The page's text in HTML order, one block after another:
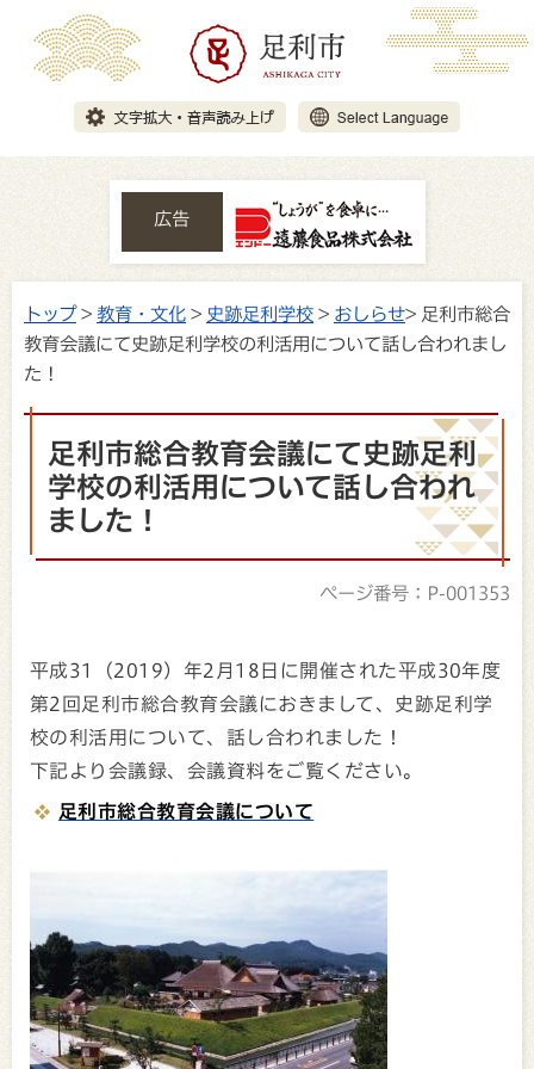
広告
トップ> 教育・文化 > 史跡足利学校 > おしらせ> 足利市総合
教育会議にて史跡足利学校の利活用について話し合われまし
た！
足利市総合教育会議にて史跡足利
学校の利活用について話し合われ
ました！
ページ番号：P-001353
平成31（2019）年2月18日に開催された平成30年度
第2回足利市総合教育会議におきまして、史跡足利学
校の利活用について、話し合われました！
下記より会議録、会議資料をご覧ください。
足利市総合教育会議について